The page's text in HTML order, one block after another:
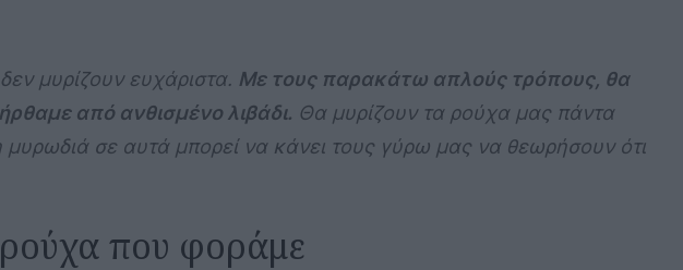
μυρίζουν ευχάριστα. Με τους παρακάτω απλούς τρόπους, θα
από ανθισμένο λιβάδι. Θα μυρίζουν τα ρούχα μας πάντα
σε αυτά μπορεί να κάνει τους γύρω μας να θεωρήσουν ότι
που φοράμε